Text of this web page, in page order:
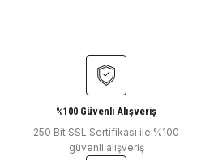
%100 Güvenli Alışveriş
250 Bit SSL Sertifikası ile %100
güvenli alışveriş